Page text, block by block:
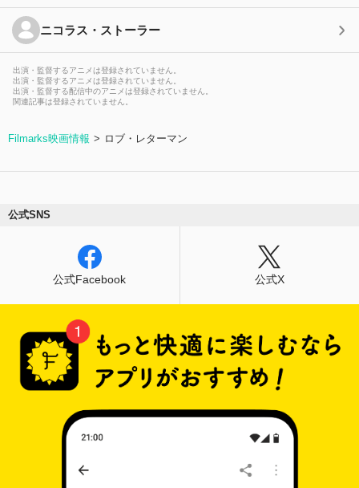
ニコラス・ストーラー
出演・監督するアニメは登録されていません。
出演・監督するアニメは登録されていません。
出演・監督する配信中のアニメは登録されていません。
関連記事は登録されていません。
Filmarks映画情報 ロブ・レターマン
公式SNS
公式Facebook 公式X